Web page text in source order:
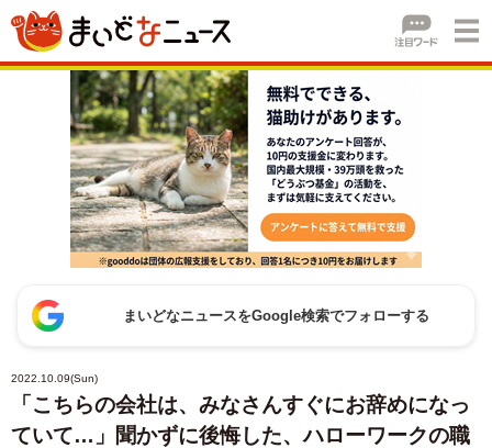
まいどなニュースをGoogle検索でフォローする
2022.10.09(Sun)
「こちらの会社は、みなさんすぐにお辞めになっ
ていて…」聞かずに後悔した、ハローワークの職